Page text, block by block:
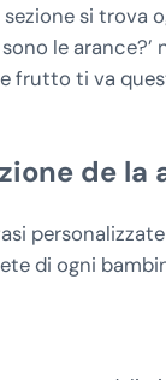
si trova
le arance?’
frutto ti va
de la
di ogni